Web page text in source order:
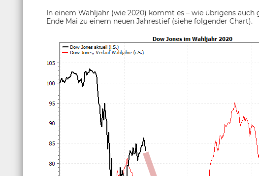
In einem Wahljahr (wie 2020) kommt es – wie übrigens auch
Ende Mai zu einem neuen Jahrestief (siehe folgender Chart).